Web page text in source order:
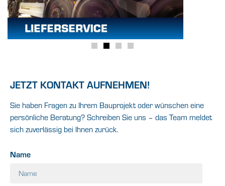
JETZT KONTAKT AUFNEHMEN!
Sie haben Fragen zu Ihrem Bauprojekt oder wünschen eine
persönliche Beratung? Schreiben Sie uns – das Team meldet
sich zuverlässig bei Ihnen zurück.
Name